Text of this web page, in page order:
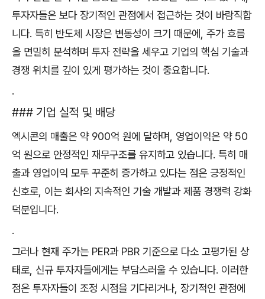
투자자들은 보다 장기적인 관점에서 접근하는 것이 바람직합
니다. 특히 반도체 시장은 변동성이 크기 때문에, 주가 흐름
을 면밀히 분석하며 투자 전략을 세우고 기업의 핵심 기술과
경쟁 위치를 깊이 있게 평가하는 것이 중요합니다.
.
### 기업 실적 및 배당
엑시콘의 매출은 약 900억 원에 달하며, 영업이익은 약 50
억 원으로 안정적인 재무구조를 유지하고 있습니다. 특히 매
출과 영업이익 모두 꾸준히 증가하고 있다는 점은 긍정적인
신호로, 이는 회사의 지속적인 기술 개발과 제품 경쟁력 강화
덕분입니다.
.
그러나 현재 주가는 PER과 PBR 기준으로 다소 고평가된 상
태로, 신규 투자자들에게는 부담스러울 수 있습니다. 이러한
점은 투자자들이 조정 시점을 기다리거나, 장기적인 관점에